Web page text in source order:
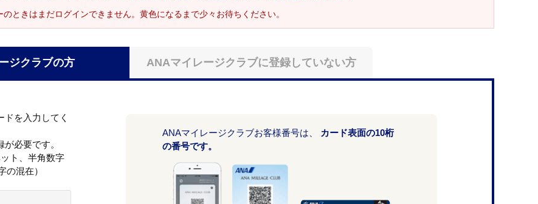
ときはまだログインできません。黄色になるまで少々お待ちください。
ジクラブの方 ANAマイレージクラブに登録していない方
を入力してく
必要です。
ト、半角数字
の混在）
ANAマイレージクラブお客様番号は、
カード表面の10桁
の番号です。